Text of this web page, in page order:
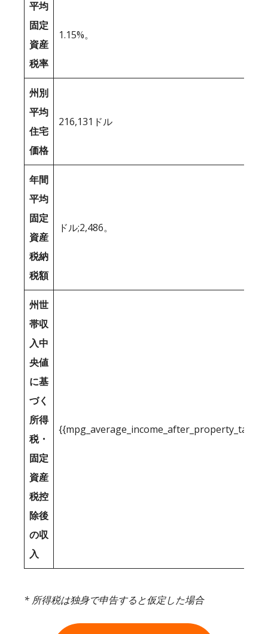
平均
固定
資産
税率
1.15%。
州別
平均
住宅
価格
216,131ドル
年間
平均
固定
資産
税納
税額
ドル;2,486。
州世
帯収
入中
央値
に基
づく
所得
税・
固定
資産
税控
除後
の収
入
* 所得税は独身で申告すると仮定した場合